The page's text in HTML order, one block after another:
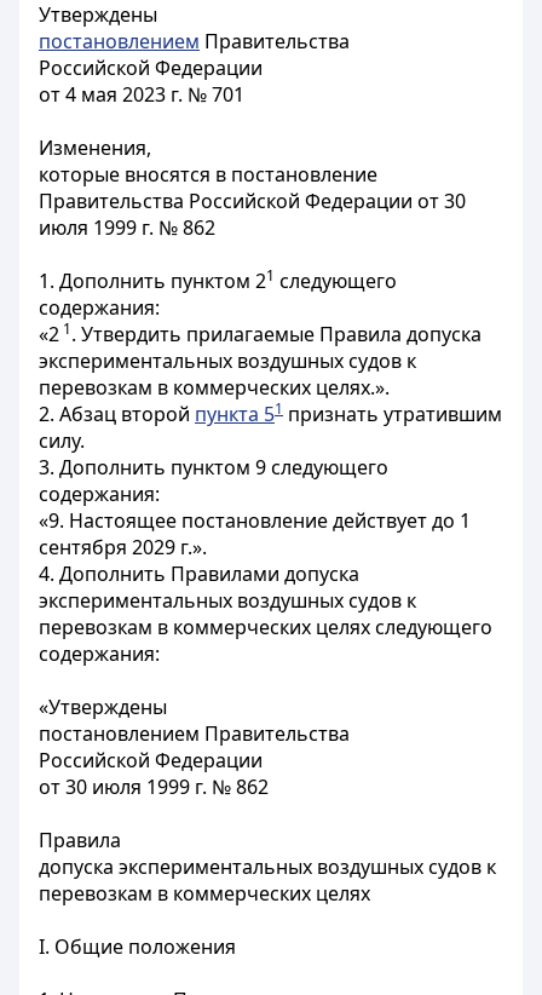
Утверждены
постановлением Правительства
Российской Федерации
от 4 мая 2023 г. № 701
Изменения,
которые вносятся в постановление
Правительства Российской Федерации от 30
июля 1999 г. № 862
1. Дополнить пунктом 21 следующего
содержания:
«2 1. Утвердить прилагаемые Правила допуска
экспериментальных воздушных судов к
перевозкам в коммерческих целях.».
2. Абзац второй пункта 51 признать утратившим
силу.
3. Дополнить пунктом 9 следующего
содержания:
«9. Настоящее постановление действует до 1
сентября 2029 г.».
4. Дополнить Правилами допуска
экспериментальных воздушных судов к
перевозкам в коммерческих целях следующего
содержания:
«Утверждены
постановлением Правительства
Российской Федерации
от 30 июля 1999 г. № 862
Правила
допуска экспериментальных воздушных судов к
перевозкам в коммерческих целях
I. Общие положения